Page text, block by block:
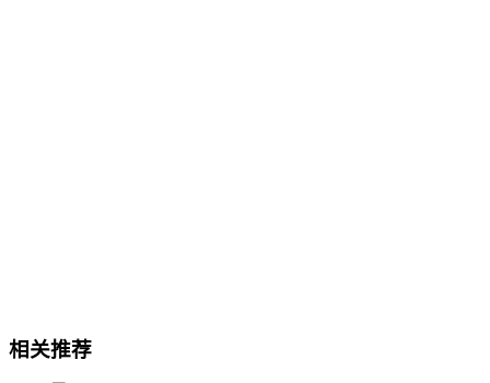
相关推荐